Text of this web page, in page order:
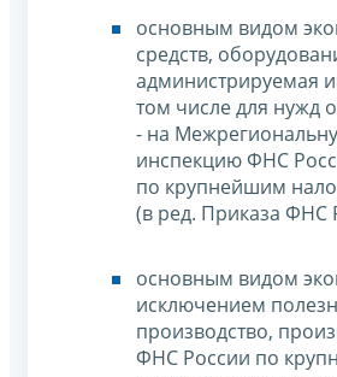
основным видом
средств,
администрируемая
том числе для нужд
- на
инспекцию ФНС
по крупнейшим
(в ред. Приказа ФНС
основным видом
исключением
производство,
ФНС России по